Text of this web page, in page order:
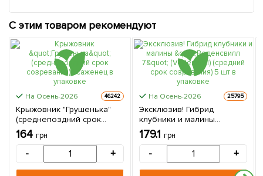
С этим товаром рекомендуют
На Осень-2026 46242
Крыжовник "Грушенька"
(среднепоздний срок
созревания) 1 саженец в
упаковке
164 грн
- +
На Осень-2026 25795
Эксклюзив! Гибрид
клубники и малины
"Веденсвилл 7" (Vedenswil)
(средний срок созревания)
5 шт в упаковке
179.1 грн
- +